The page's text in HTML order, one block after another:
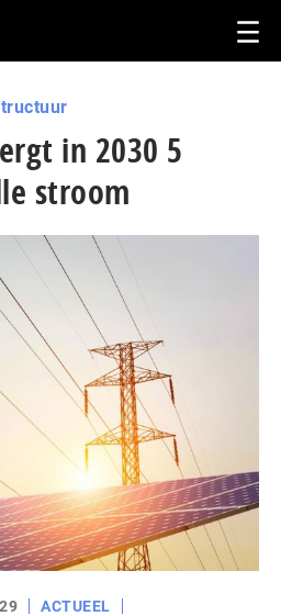
in 2030 5
stroom
ACTUEEL